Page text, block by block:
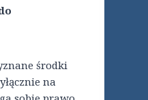
środki
na